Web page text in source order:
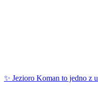
✨ Jezioro Koman to jedno z